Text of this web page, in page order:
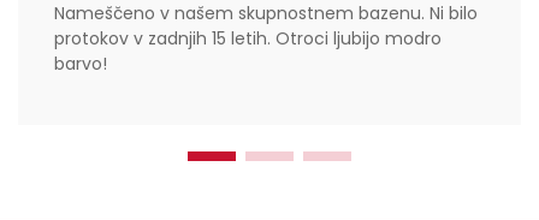
Nameščeno v našem skupnostnem bazenu. Ni bilo
protokov v zadnjih 15 letih. Otroci ljubijo modro
barvo!